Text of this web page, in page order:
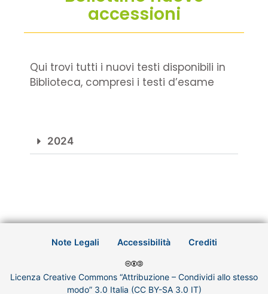
accessioni
Qui trovi tutti i nuovi testi disponibili in
Biblioteca, compresi i testi d’esame
2024
Note Legali Accessibilità Crediti
Licenza Creative Commons “Attribuzione – Condividi allo stesso
modo” 3.0 Italia (CC BY-SA 3.0 IT)